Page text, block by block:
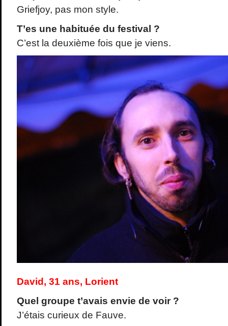
Griefjoy, pas mon style.
T’es une habituée du festival ?
C’est la deuxième fois que je viens.
David, 31 ans, Lorient
Quel groupe t’avais envie de voir ?
J’étais curieux de Fauve.